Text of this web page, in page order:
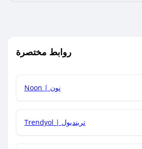
روابط مختصرة
Noon | نون
Trendyol | ترينديول